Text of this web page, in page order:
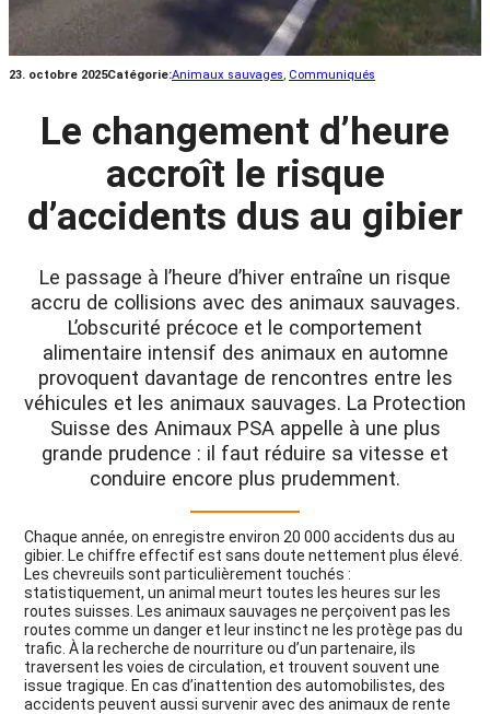
23. octobre 2025Catégorie:Animaux sauvages, Communiqués
Le changement d’heure
accroît le risque
d’accidents dus au gibier
Le passage à l’heure d’hiver entraîne un risque
accru de collisions avec des animaux sauvages.
L’obscurité précoce et le comportement
alimentaire intensif des animaux en automne
provoquent davantage de rencontres entre les
véhicules et les animaux sauvages. La Protection
Suisse des Animaux PSA appelle à une plus
grande prudence : il faut réduire sa vitesse et
conduire encore plus prudemment.
Chaque année, on enregistre environ 20 000 accidents dus au
gibier. Le chiffre effectif est sans doute nettement plus élevé.
Les chevreuils sont particulièrement touchés :
statistiquement, un animal meurt toutes les heures sur les
routes suisses. Les animaux sauvages ne perçoivent pas les
routes comme un danger et leur instinct ne les protège pas du
trafic. À la recherche de nourriture ou d’un partenaire, ils
traversent les voies de circulation, et trouvent souvent une
issue tragique. En cas d’inattention des automobilistes, des
accidents peuvent aussi survenir avec des animaux de rente